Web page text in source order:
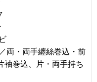
両・両手纏絲巻込・前
袖巻込、片・両手持ち